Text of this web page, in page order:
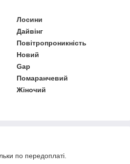
Лосини
Дайвінг
Повітропроникність
Новий
Gap
Помаранчевий
Жіночий
по передоплаті.